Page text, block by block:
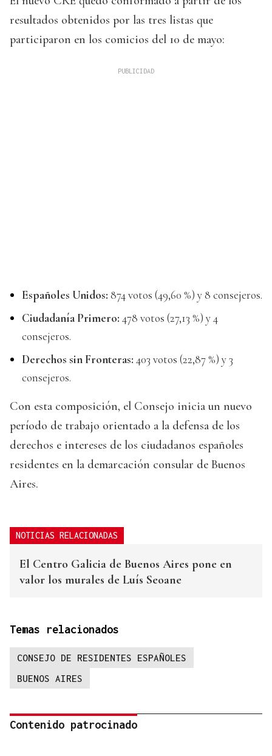
resultados obtenidos por las tres listas que
participaron en los comicios del 10 de mayo:
Españoles Unidos: 874 votos (49,60 %) y 8 consejeros.
Ciudadanía Primero: 478 votos (27,13 %) y 4
consejeros.
Derechos sin Fronteras: 403 votos (22,87 %) y 3
consejeros.
Con esta composición, el Consejo inicia un nuevo
período de trabajo orientado a la defensa de los
derechos e intereses de los ciudadanos españoles
residentes en la demarcación consular de Buenos
Aires.
NOTICIAS RELACIONADAS
El Centro Galicia de Buenos Aires pone en
valor los murales de Luís Seoane
Temas relacionados
CONSEJO DE RESIDENTES ESPAÑOLES
BUENOS AIRES
Contenido patrocinado